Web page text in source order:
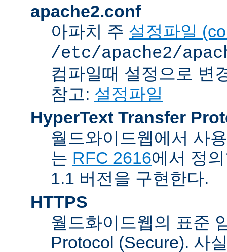
apache2.conf
아파치 주 설정파일
/etc/apache2/
컴파일때 설정으로 변
참고: 설정파일
HyperText Transfer
월드와이드웹에서 사
는 RFC 2616에서 정
1.1 버전을 구현한다.
HTTPS
월드화이드웹의 표준
Protocol (Secure). 사